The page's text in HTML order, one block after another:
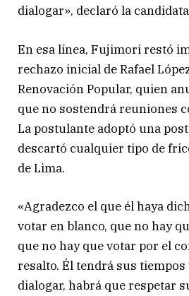
dialogar», declaró la
En esa línea, Fujimori restó
rechazo inicial de Rafael
Renovación Popular, quien
que no sostendrá reuniones
La postulante adoptó una
descartó cualquier tipo de
de Lima.
«Agradezco el que él haya
votar en blanco, que no hay
que no hay que votar por el
resalto. Él tendrá sus
dialogar, habrá que respetar